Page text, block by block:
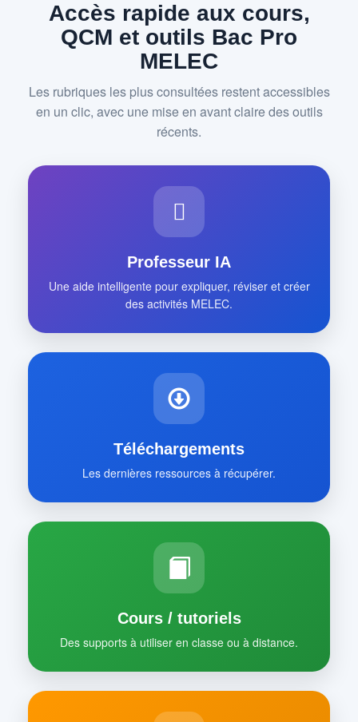
Accès rapide aux cours,
QCM et outils Bac Pro
MELEC
Les rubriques les plus consultées restent accessibles
en un clic, avec une mise en avant claire des outils
récents.
Professeur IA
Une aide intelligente pour expliquer, réviser et créer
des activités MELEC.
Téléchargements
Les dernières ressources à récupérer.
Cours / tutoriels
Des supports à utiliser en classe ou à distance.